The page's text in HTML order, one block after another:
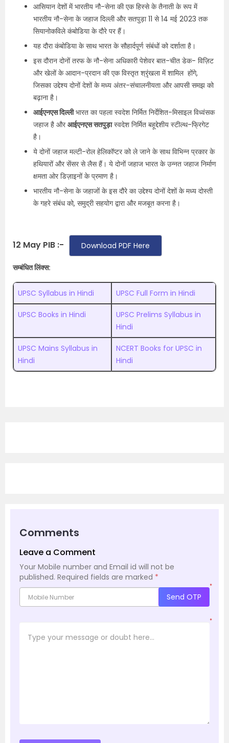
आसियान देशों में भारतीय नौ-सेना की एक हिस्से के तैनाती के रूप में
भारतीय नौ-सेना के जहाज दिल्ली और सतपुड़ा 11 से 14 मई 2023 तक
सियानोकविले कंबोडिया के दौरे पर हैं।
यह दौरा कंबोडिया के साथ भारत के सौहार्दपूर्ण संबंधों को दर्शाता है।
इस दौरान दोनों तरफ के नौ-सेना अधिकारी पेशेवर बात-चीत डेक- विज़िट
और खेलों के आदान-प्रदान की एक विस्तृत श्रृंखला में शामिल होंगे,
जिसका उद्देश्य दोनों देशों के मध्य अंतर-संचालनीयता और आपसी समझ को
बढ़ाना है।
आईएनएस दिल्लीभारत का पहला स्वदेश निर्मित निर्देशित-मिसाइल विध्वंसक
जहाज है औरआईएनएस सतपुड़ास्वदेश निर्मित बहूद्देशीय स्टील्थ-फ्रिगेट
है।
ये दोनों जहाज मल्टी-रोल हेलिकॉप्टर को ले जाने के साथ विभिन्न प्रकार के
हथियारों और सेंसर से लैस हैं। ये दोनों जहाज भारत के उन्नत जहाज निर्माण
क्षमता ओर डिज़ाइनों के प्रमाण है।
भारतीय नौ-सेना के जहाजों के इस दौरे का उद्देश्य दोनों देशों के मध्य दोस्ती
के गहरे संबंध को, समुद्री सहयोग द्वारा और मजबूत करना है।
12 May PIB :- Download PDF Here
सम्बंधित लिंक्स:
UPSC Syllabus in Hindi UPSC Full Form in Hindi
UPSC Books in Hindi
UPSC Prelims Syllabus in
Hindi
UPSC Mains Syllabus in
Hindi
NCERT Books for UPSC in
Hindi
Comments
Leave a Comment
Your Mobile number and Email id will not be
published. Required fields are marked *
*
Send OTP
*